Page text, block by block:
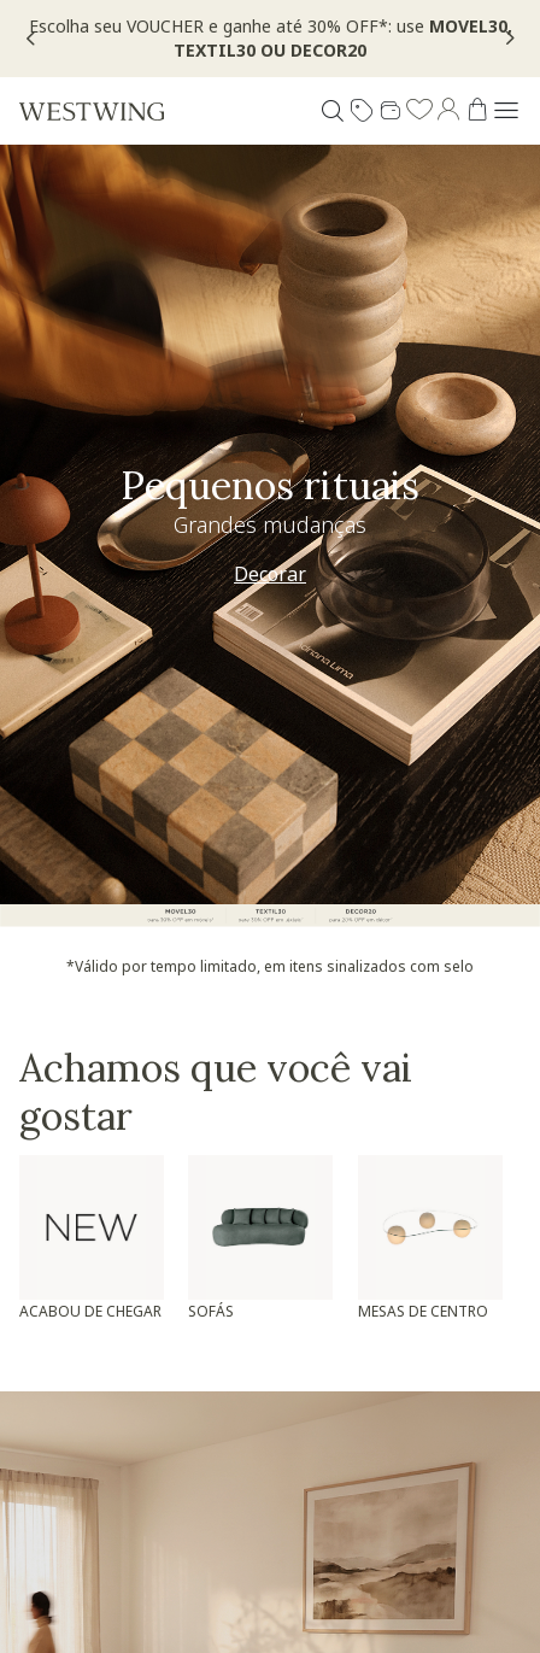
Escolha seu VOUCHER e ganhe até 30% OFF*: use MOVEL30,
TEXTIL30 OU DECOR20
Especial Dia dos Pais
Westwing + @_nathaliacandelaria
Vem ver
*Válido por tempo limitado, em itens sinalizados com selo
Achamos que você vai
gostar
ACABOU DE CHEGAR SOFÁS MESAS DE CENTRO